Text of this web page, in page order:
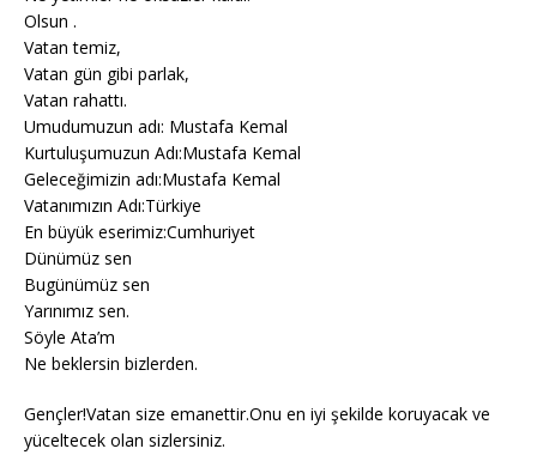
Olsun .
Vatan temiz,
Vatan gün gibi parlak,
Vatan rahattı.
Umudumuzun adı: Mustafa Kemal
Kurtuluşumuzun Adı:Mustafa Kemal
Geleceğimizin adı:Mustafa Kemal
Vatanımızın Adı:Türkiye
En büyük eserimiz:Cumhuriyet
Dünümüz sen
Bugünümüz sen
Yarınımız sen.
Söyle Ata’m
Ne beklersin bizlerden.
Gençler!Vatan size emanettir.Onu en iyi şekilde koruyacak ve
yüceltecek olan sizlersiniz.